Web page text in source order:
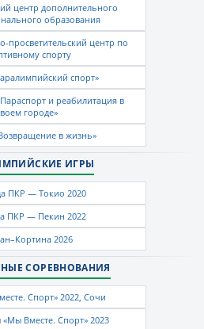
центр дополнительного
образования
просветительский центр по
спорту
спорт»
и реабилитация в
городе»
в жизнь»
ИГРЫ
ПКР — Токио 2020
ПКР — Пекин 2022
2026
СОРЕВНОВАНИЯ
Спорт» 2022, Сочи
Вместе. Спорт» 2023